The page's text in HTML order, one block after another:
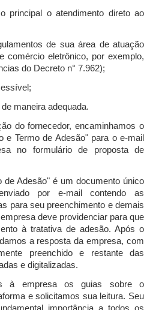
o atendimento direto ao
de sua área de atuação
comércio eletrônico, por exemplo,
do Decreto n° 7.962);
maneira adequada.
do fornecedor, encaminhamos o
e Termo de Adesão" para o e-mail
no formulário de proposta de
de Adesão" é um documento único
por e-mail contendo as
para seu preenchimento e demais
deve providenciar para que
à tratativa de adesão. Após o
a resposta da empresa, com
preenchido e restante das
e digitalizadas.
à empresa os guias sobre o
e solicitamos sua leitura. Seu